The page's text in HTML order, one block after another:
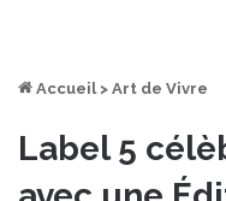
Accueil > Art de Vivre
Label 5